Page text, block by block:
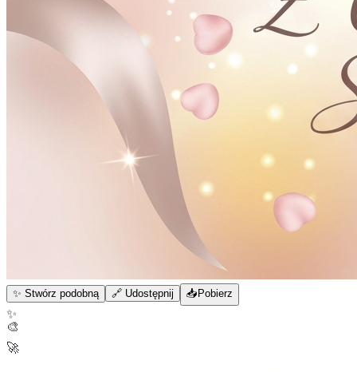
✨ Stwórz podobną 🔗 Udostępnij 📥 Pobierz
✨
🎨
🚀